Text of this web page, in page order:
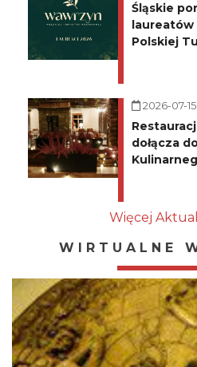
Śląskie
laureatów
Polskiej
2026-07-15
dołącza
Więcej
WIRTUALNE